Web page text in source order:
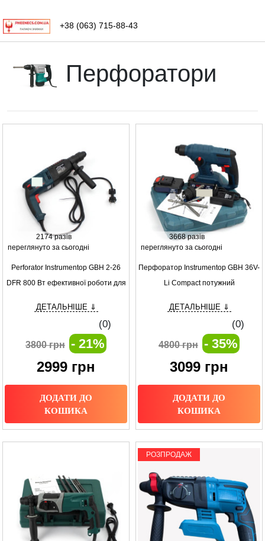
+38 (063) 715-88-43
Перфоратори
2174 разів
переглянуто за сьогодні
Perforator Instrumentop GBH 2-26
DFR 800 Вт ефективної роботи для
ДЕТАЛЬНІШЕ ⇓
(0)
3800 грн - 21%
2999 грн
ДОДАТИ ДО
КОШИКА
3668 разів
переглянуто за сьогодні
Перфоратор Instrumentop GBH 36V-
Li Compact потужний
будь-яких завдань
ДЕТАЛЬНІШЕ ⇓
(0)
4800 грн - 35%
3099 грн
ДОДАТИ ДО
КОШИКА
РОЗПРОДАЖ